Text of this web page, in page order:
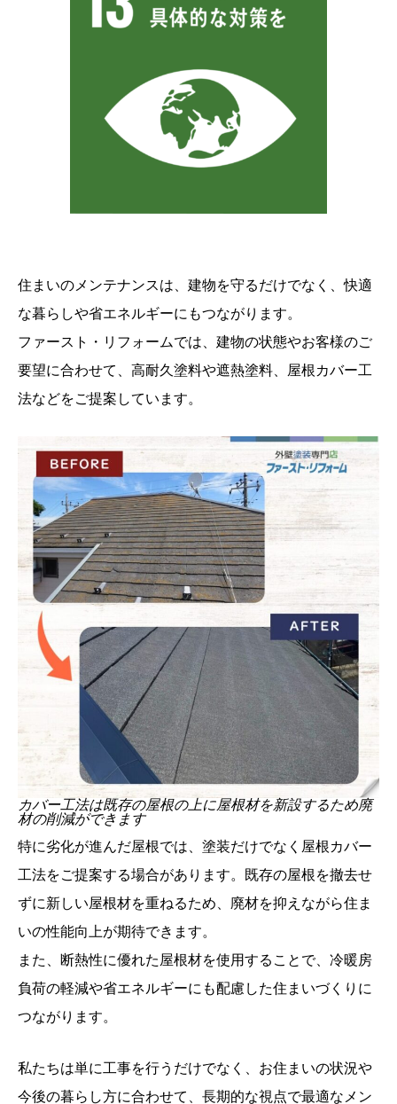
住まいのメンテナンスは、建物を守るだけでなく、快適
な暮らしや省エネルギーにもつながります。
ファースト・リフォームでは、建物の状態やお客様のご
要望に合わせて、高耐久塗料や遮熱塗料、屋根カバー工
法などをご提案しています。
カバー工法は既存の屋根の上に屋根材を新設するため廃
材の削減ができます
特に劣化が進んだ屋根では、塗装だけでなく屋根カバー
工法をご提案する場合があります。既存の屋根を撤去せ
ずに新しい屋根材を重ねるため、廃材を抑えながら住ま
いの性能向上が期待できます。
また、断熱性に優れた屋根材を使用することで、冷暖房
負荷の軽減や省エネルギーにも配慮した住まいづくりに
つながります。
私たちは単に工事を行うだけでなく、お住まいの状況や
今後の暮らし方に合わせて、長期的な視点で最適なメン